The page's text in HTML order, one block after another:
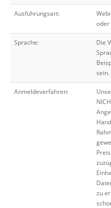
Ausführungsart:
oder
Sprache:
Die
sein.
Anmeldeverfahren:
zu